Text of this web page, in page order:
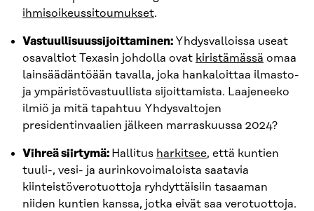
ihmisoikeussitoumukset.
Vastuullisuussijoittaminen: Yhdysvalloissa useat
osavaltiot Texasin johdolla ovat kiristämässä omaa
lainsäädäntöään tavalla, joka hankaloittaa ilmasto-
ja ympäristövastuullista sijoittamista. Laajeneeko
ilmiö ja mitä tapahtuu Yhdysvaltojen
presidentinvaalien jälkeen marraskuussa 2024?
Vihreä siirtymä: Hallitus harkitsee, että kuntien
tuuli-, vesi- ja aurinkovoimaloista saatavia
kiinteistöverotuottoja ryhdyttäisiin tasaaman
niiden kuntien kanssa, jotka eivät saa verotuottoja.